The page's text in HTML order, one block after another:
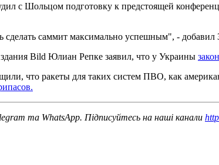
с Шольцом подготовку к предстоящей
сделать саммит максимально успешным", - добавил
Bild Юлиан Репке заявил, что у Украины
что ракеты для таких систем ПВО, как
та WhatsApp. Підписуйтесь на наші канали